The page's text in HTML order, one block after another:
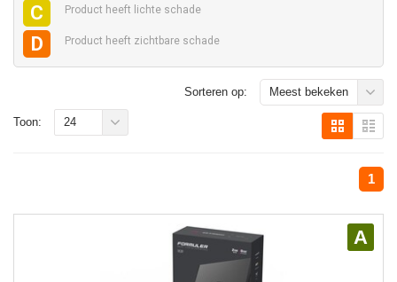
C Product heeft lichte schade
D Product heeft zichtbare schade
Sorteren op: Meest bekeken
1
Toon: 24
A